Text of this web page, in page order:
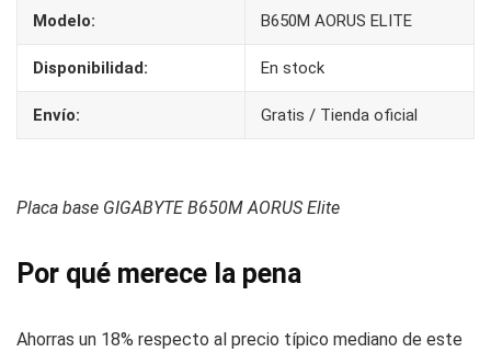
Modelo: B650M AORUS ELITE
Disponibilidad: En stock
Envío: Gratis / Tienda oficial
Placa base GIGABYTE B650M AORUS Elite
Por qué merece la pena
Ahorras un 18% respecto al precio típico mediano de este